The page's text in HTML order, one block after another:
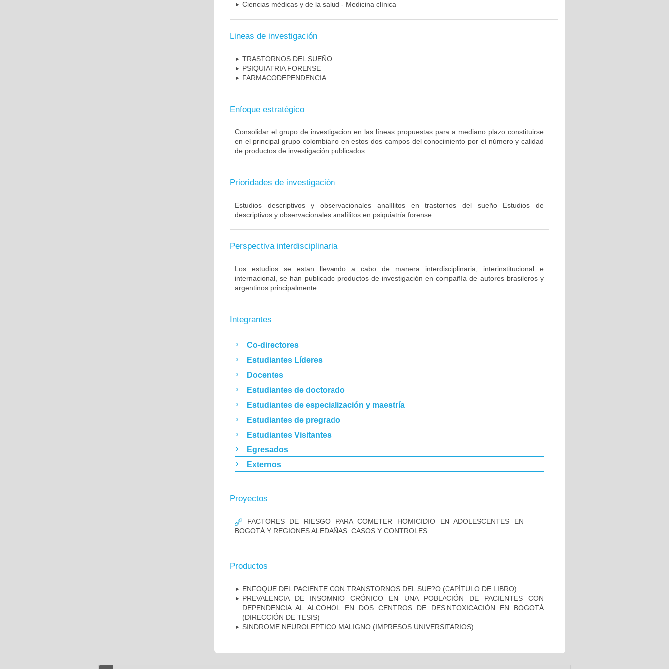
Ciencias médicas y de la salud - Medicina clínica
Lineas de investigación
TRASTORNOS DEL SUEÑO
PSIQUIATRIA FORENSE
FARMACODEPENDENCIA
Enfoque estratégico
Consolidar el grupo de investigacion en las líneas propuestas para a mediano plazo constituirse
en el principal grupo colombiano en estos dos campos del conocimiento por el número y calidad
de productos de investigación publicados.
Prioridades de investigación
Estudios descriptivos y observacionales analílitos en trastornos del sueño Estudios de
descriptivos y observacionales analílitos en psiquiatría forense
Perspectiva interdisciplinaria
Los estudios se estan llevando a cabo de manera interdisciplinaria, interinstitucional e
internacional, se han publicado productos de investigación en compañía de autores brasileros y
argentinos principalmente.
Integrantes
Co-directores
Estudiantes Líderes
Docentes
Estudiantes de doctorado
Estudiantes de especialización y maestría
Estudiantes de pregrado
Estudiantes Visitantes
Egresados
Externos
Proyectos
FACTORES DE RIESGO PARA COMETER HOMICIDIO EN ADOLESCENTES EN
BOGOTÁ Y REGIONES ALEDAÑAS. CASOS Y CONTROLES
Productos
ENFOQUE DEL PACIENTE CON TRANSTORNOS DEL SUE?O (CAPÍTULO DE LIBRO)
PREVALENCIA DE INSOMNIO CRÓNICO EN UNA POBLACIÓN DE PACIENTES CON
DEPENDENCIA AL ALCOHOL EN DOS CENTROS DE DESINTOXICACIÓN EN BOGOTÁ
(DIRECCIÓN DE TESIS)
SINDROME NEUROLEPTICO MALIGNO (IMPRESOS UNIVERSITARIOS)